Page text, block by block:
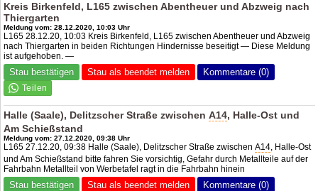
Kreis Birkenfeld, L165 zwischen Abentheuer und Abzweig nach
Thiergarten
Meldung vom: 28.12.2020, 10:03 Uhr
L165 28.12.20, 10:03 Kreis Birkenfeld, L165 zwischen Abentheuer und Abzweig
nach Thiergarten in beiden Richtungen Hindernisse beseitigt — Diese Meldung
ist aufgehoben. —
Stau bestätigen Stau als beendet melden Kommentare (0)
Halle (Saale), Delitzscher Straße zwischenA14, Halle-Ost und
Am Schießstand
Meldung vom: 27.12.2020, 09:38 Uhr
L165 27.12.20, 09:38 Halle (Saale), Delitzscher Straße zwischenA14, Halle-Ost
und Am Schießstand bitte fahren Sie vorsichtig, Gefahr durch Metallteile auf der
Fahrbahn Metallteil von Werbetafel ragt in die Fahrbahn hinein
Stau bestätigen Stau als beendet melden Kommentare (0)